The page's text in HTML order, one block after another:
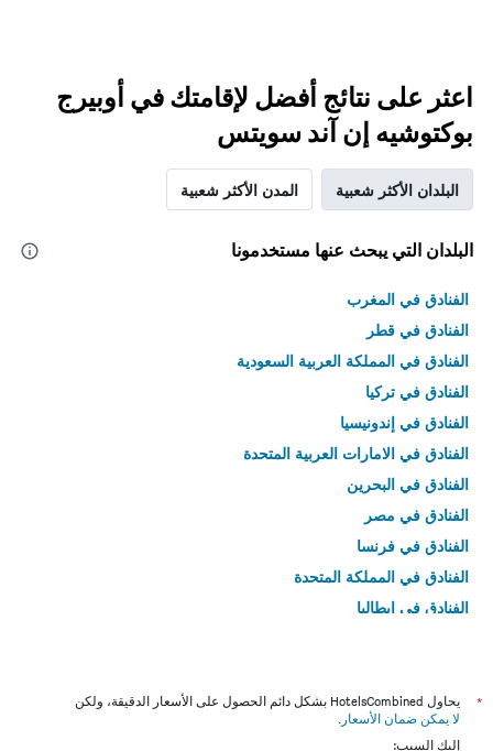
اعثر على نتائج أفضل لإقامتك في أوبيرج
بوكتوشيه إن آند سويتس
البلدان الأكثر شعبية المدن الأكثر شعبية
البلدان التي يبحث عنها مستخدمونا
الفنادق في المغرب
الفنادق في قطر
الفنادق في المملكة العربية السعودية
الفنادق في تركيا
الفنادق في إندونيسيا
الفنادق في الامارات العربية المتحدة
الفنادق في البحرين
الفنادق في مصر
الفنادق في فرنسا
الفنادق في المملكة المتحدة
الفنادق في إيطاليا
*
يحاول HotelsCombined بشكل دائم الحصول على الأسعار الدقيقة، ولكن
لا يمكن ضمان الأسعار .
إليك السبب: